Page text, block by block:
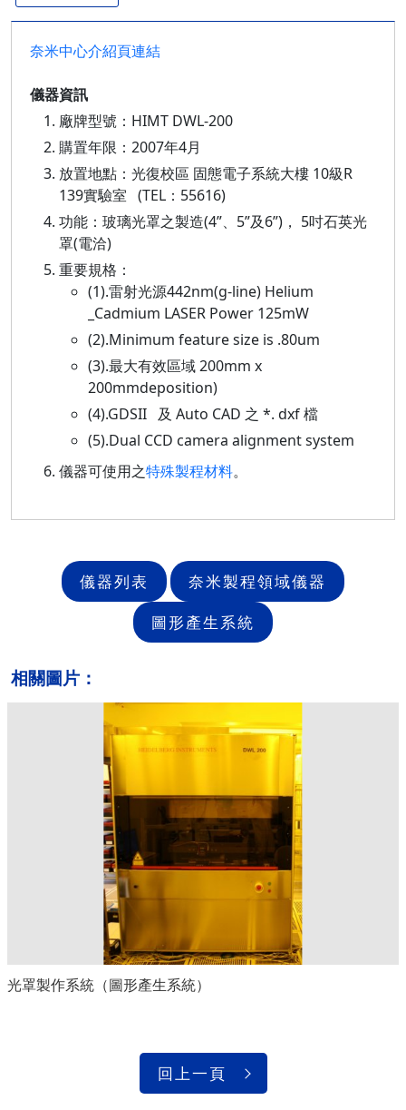
奈米中心介紹頁連結
儀器資訊
廠牌型號：HIMT DWL-200
購置年限：2007年4月
放置地點：光復校區 固態電子系統大樓 10級R
139實驗室 (TEL：55616)
功能：玻璃光罩之製造(4”、5”及6”)， 5吋石英光
罩(電洽)
重要規格：
(1).雷射光源442nm(g-line) Helium
_Cadmium LASER Power 125mW
(2).Minimum feature size is .80um
(3).最大有效區域 200mm x
200mmdeposition)
(4).GDSII 及 Auto CAD 之 *. dxf 檔
(5).Dual CCD camera alignment system
儀器可使用之特殊製程材料。
儀器列表
奈米製程領域儀器
圖形產生系統
相關圖片：
光罩製作系統（圖形產生系統）
回上一頁